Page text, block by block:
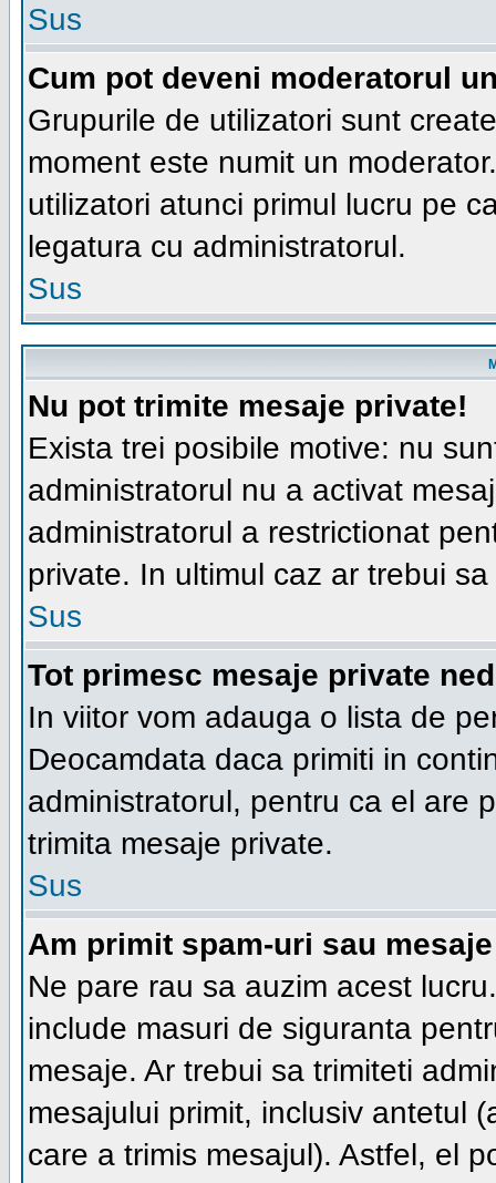
Sus
Cum pot deveni moderatorul
Grupurile de utilizatori sunt
moment este numit un
utilizatori atunci primul lucru pe
legatura cu administratorul.
Sus
Nu pot trimite mesaje private!
Exista trei posibile motive: nu
administratorul nu a activat
administratorul a restrictionat
private. In ultimul caz ar trebui
Sus
Tot primesc mesaje private
In viitor vom adauga o lista de
Deocamdata daca primiti in
administratorul, pentru ca el are
trimita mesaje private.
Sus
Am primit spam-uri sau
Ne pare rau sa auzim acest
include masuri de siguranta
mesaje. Ar trebui sa trimiteti
mesajului primit, inclusiv antetul
care a trimis mesajul). Astfel, el